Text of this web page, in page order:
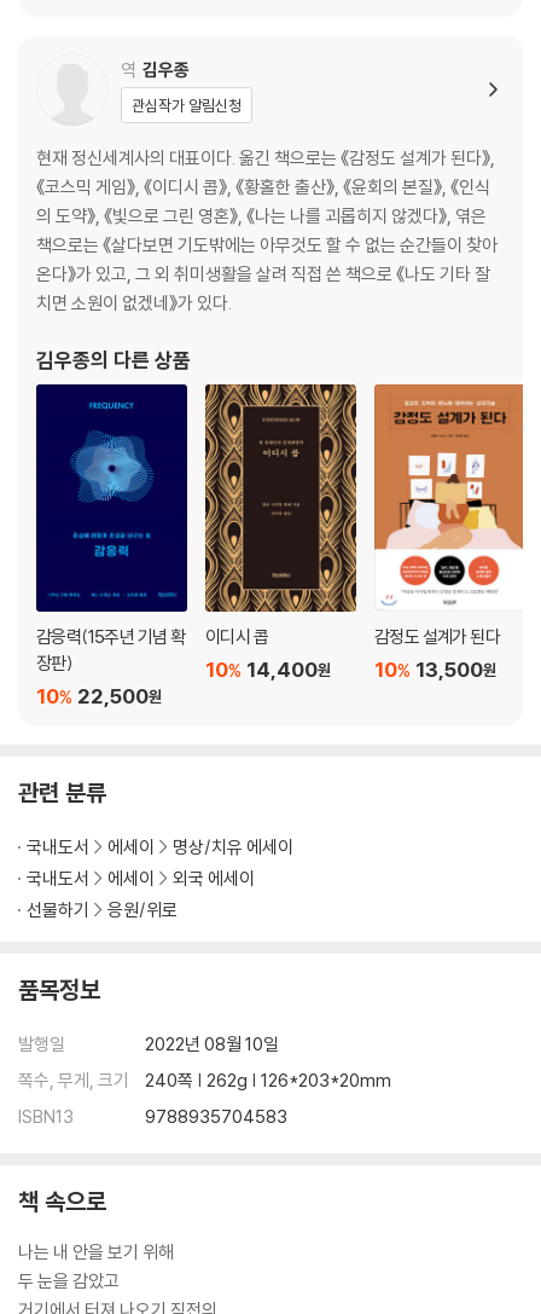
역 김우종
관심작가 알림신청
현재 정신세계사의 대표이다. 옮긴 책으로는 《감정도 설계가 된다》,
《코스믹 게임》, 《이디시 콥》, 《황홀한 출산》, 《윤회의 본질》, 《인식
의 도약》, 《빛으로 그린 영혼》, 《나는 나를 괴롭히지 않겠다》, 엮은
책으로는 《살다보면 기도밖에는 아무것도 할 수 없는 순간들이 찾아
온다》가 있고, 그 외 취미생활을 살려 직접 쓴 책으로 《나도 기타 잘
치면 소원이 없겠네》가 있다.
김우종의 다른 상품
감응력(15주년 기념 확
장판)
22,500원
10%
이디시 콥
14,400원
10%
감정도 설계가 된다
13,500원
10%
관련 분류
국내도서 에세이
명상/치유 에세이
국내도서
에세이
외국 에세이
선물하기
응원/위로
품목정보
발행일
2022년 08월 10일
쪽수, 무게, 크기
240쪽 | 262g | 126*203*20mm
ISBN13
9788935704583
책 속으로
나는 내 안을 보기 위해
두 눈을 감았고